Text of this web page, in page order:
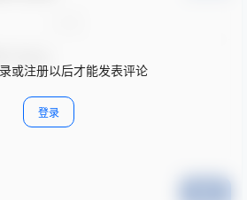
或注册以后才能发表评论
登录